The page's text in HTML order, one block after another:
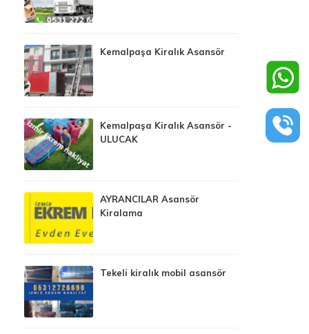
Kemalpaşa Kiralık Asansör
Kemalpaşa Kiralık Asansör -
ULUCAK
AYRANCILAR Asansör
Kiralama
Tekeli kiralık mobil asansör